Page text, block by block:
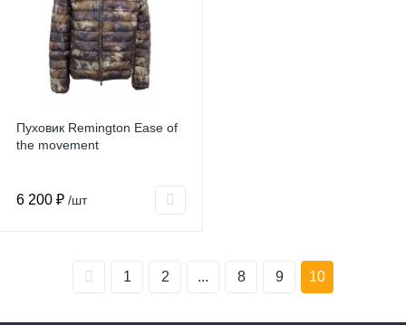
Пуховик Remington Ease of
the movement
6 200 ₽ /шт
1 2 ... 8 9 10